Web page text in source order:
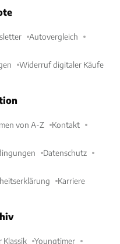
Autovergleich
Widerruf digitaler Käufe
von A-Z Kontakt
Datenschutz
Karriere
Klassik Youngtimer